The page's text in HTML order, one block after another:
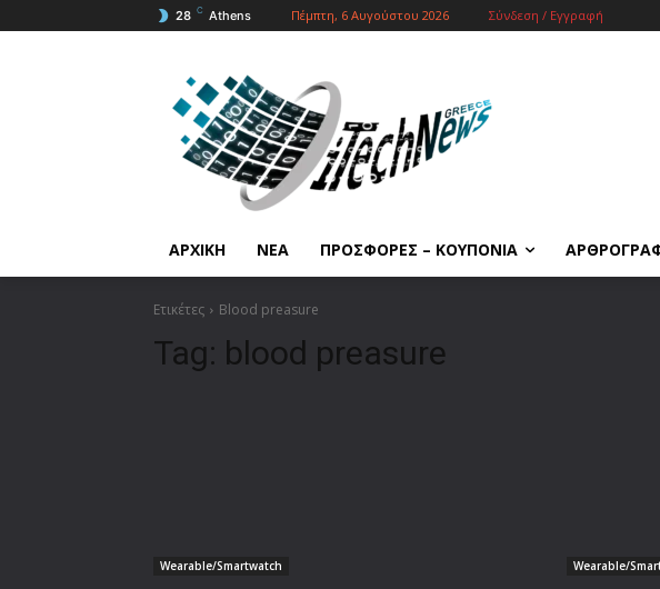
28 C Athens Πέμπτη, 6 Αυγούστου 2026 Σύνδεση / Εγγραφή
ΑΡΧΙΚΗ ΝΕΑ ΠΡΟΣΦΟΡΕΣ – ΚΟΥΠΟΝΙΑ
Ετικέτες Blood preasure
Tag: blood preasure
Wearable/Smartwatch Wearable/